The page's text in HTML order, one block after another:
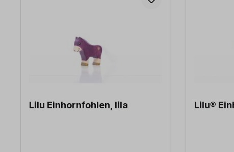
Lilu Einhornfohlen, lila Lilu®